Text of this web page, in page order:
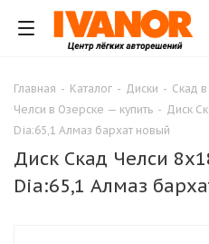
Главная - Каталог - Диски - Скад
Челси в Озерске — купить - Диск
Dia:65,1 Алмаз бархат новый
Диск Скад Челси
Dia:65,1 Алмаз